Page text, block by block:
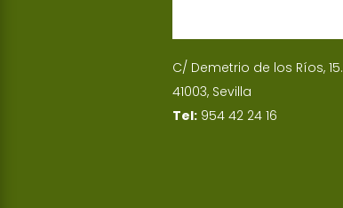
C/ Demetrio de los Ríos, 15.
41003, Sevilla
Tel: 954 42 24 16